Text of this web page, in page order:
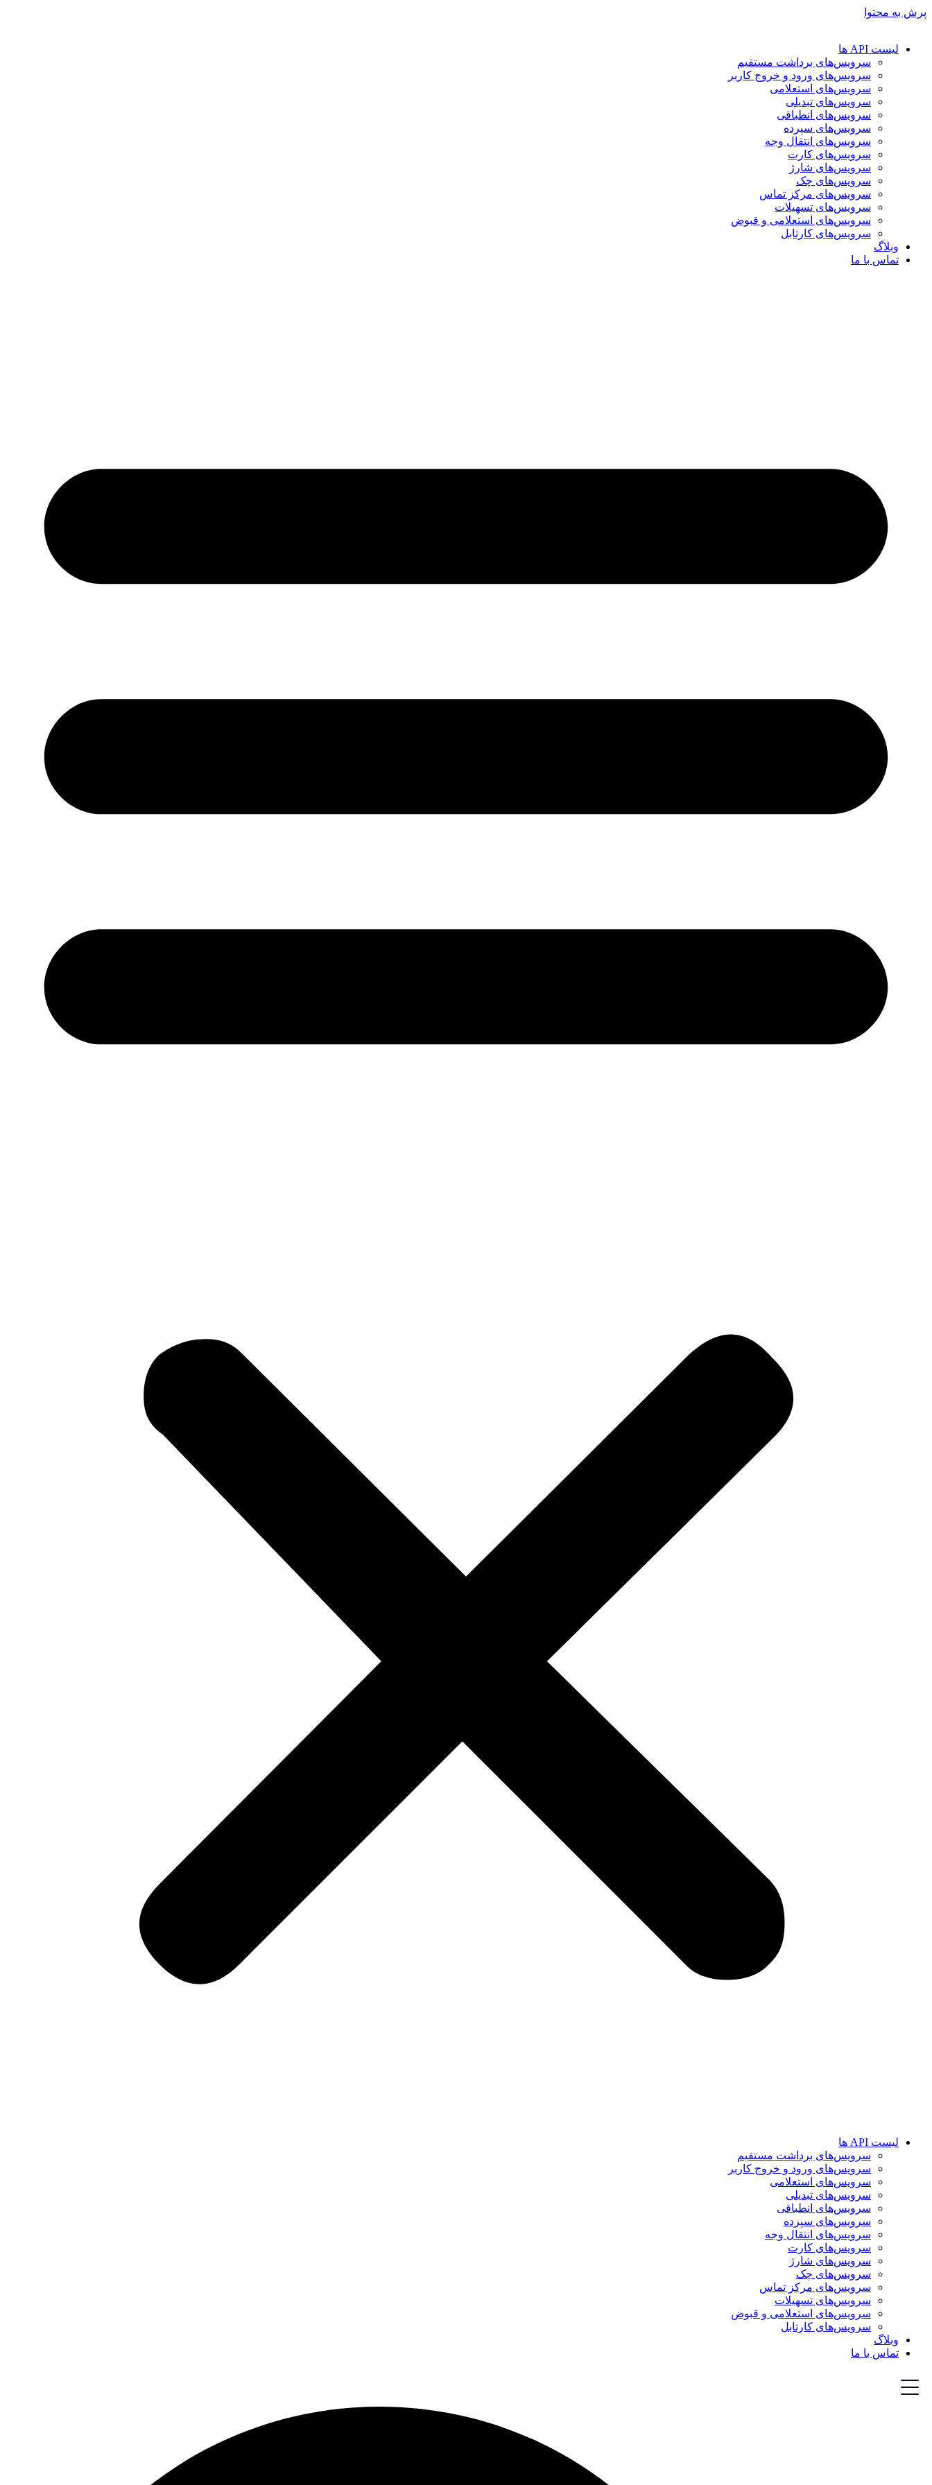
پرش به محتوا
لیست API ها
سرویس‌های برداشت مستقیم
سرویس‌های ورود و خروج کاربر
سرویس‌های استعلامی
سرویس‌های تبدیلی
سرویس‌های انطباقی
سرویس‌های سپرده
سرویس‌های انتقال وجه
سرویس‌های کارت
سرویس‌های شارژ
سرویس‌های چک
سرویس‌های مرکز تماس
سرویس‌های تسهیلات
سرویس‌های استعلامی و قبوض
سرویس‌های کارتابل
وبلاگ
تماس با ما
لیست API ها
سرویس‌های برداشت مستقیم
سرویس‌های ورود و خروج کاربر
سرویس‌های استعلامی
سرویس‌های تبدیلی
سرویس‌های انطباقی
سرویس‌های سپرده
سرویس‌های انتقال وجه
سرویس‌های کارت
سرویس‌های شارژ
سرویس‌های چک
سرویس‌های مرکز تماس
سرویس‌های تسهیلات
سرویس‌های استعلامی و قبوض
سرویس‌های کارتابل
وبلاگ
تماس با ما